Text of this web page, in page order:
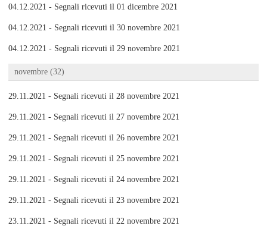
04.12.2021 - Segnali ricevuti il 01 dicembre 2021
04.12.2021 - Segnali ricevuti il 30 novembre 2021
04.12.2021 - Segnali ricevuti il 29 novembre 2021
novembre (32)
29.11.2021 - Segnali ricevuti il 28 novembre 2021
29.11.2021 - Segnali ricevuti il 27 novembre 2021
29.11.2021 - Segnali ricevuti il 26 novembre 2021
29.11.2021 - Segnali ricevuti il 25 novembre 2021
29.11.2021 - Segnali ricevuti il 24 novembre 2021
29.11.2021 - Segnali ricevuti il 23 novembre 2021
23.11.2021 - Segnali ricevuti il 22 novembre 2021